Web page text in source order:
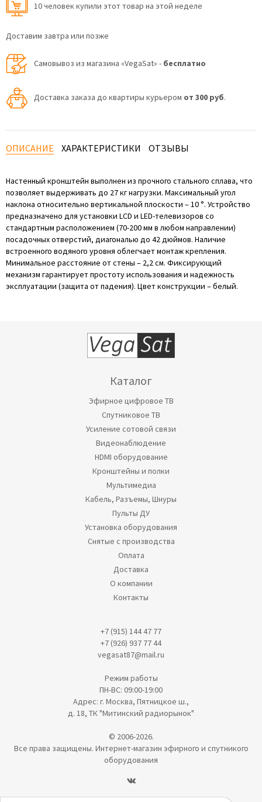
10 человек купили этот товар на этой неделе
Доставим завтра или позже
Самовывоз из магазина «VegaSat» - бесплатно
Доставка заказа до квартиры курьером от 300 руб.
ОПИСАНИЕ ХАРАКТЕРИСТИКИ ОТЗЫВЫ
Настенный кронштейн выполнен из прочного стального сплава, что
позволяет выдерживать до 27 кг нагрузки. Максимальный угол
наклона относительно вертикальной плоскости – 10 °. Устройство
предназначено для установки LCD и LED-телевизоров со
стандартным расположением (70-200 мм в любом направлении)
посадочных отверстий, диагональю до 42 дюймов. Наличие
встроенного водяного уровня облегчает монтаж крепления.
Минимальное расстояние от стены – 2,2 см. Фиксирующий
механизм гарантирует простоту использования и надежность
эксплуатации (защита от падения). Цвет конструкции – белый.
Каталог
Эфирное цифровое ТВ
Спутниковое ТВ
Усиление сотовой связи
Видеонаблюдение
HDMI оборудование
Кронштейны и полки
Мультимедиа
Кабель, Разъемы, Шнуры
Пульты ДУ
Установка оборудования
Снятые с производства
Оплата
Доставка
О компании
Контакты
+7 (915) 144 47 77
+7 (926) 937 77 44
vegasat87@mail.ru
Режим работы
ПН-ВС: 09:00-19:00
Адрес: г. Москва, Пятницкое ш.,
д. 18, ТК "Митинский радиорынок"
© 2006-2026.
Все права защищены. Интернет-магазин эфирного и спутникого
оборудования